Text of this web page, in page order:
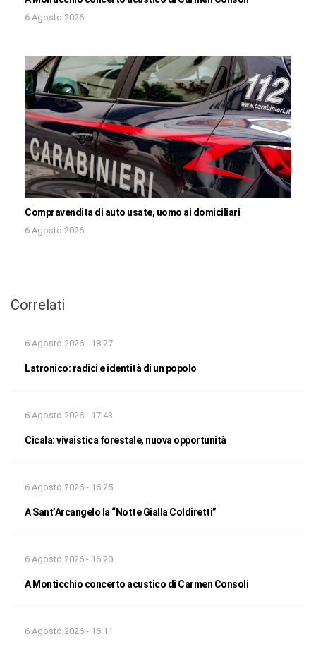
6 Agosto 2026
Compravendita di auto usate, uomo ai domiciliari
6 Agosto 2026
Correlati
6 Agosto 2026 - 18:27
Latronico: radici e identità di un popolo
6 Agosto 2026 - 17:43
Cicala: vivaistica forestale, nuova opportunità
6 Agosto 2026 - 16:25
A Sant’Arcangelo la “Notte Gialla Coldiretti”
6 Agosto 2026 - 16:20
A Monticchio concerto acustico di Carmen Consoli
6 Agosto 2026 - 16:11